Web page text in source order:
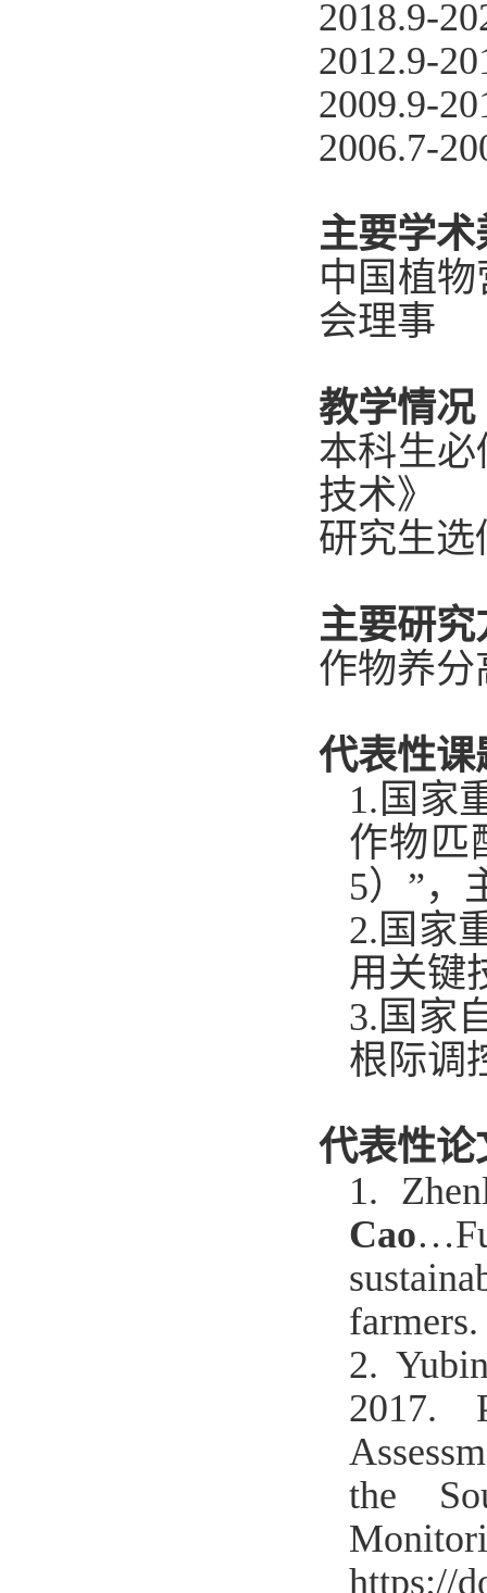
2018.9-
2012.9-
2009.9-
2006.7-
主要学术
中国植
会理事
教学情况
本科生
技术》
研究生
主要研究
作物养
代表性课
1. 国家
作物匹
5）”，
2.国家
用关键
3.国家
根际调
代表性论
1.
Cao…
farmers
2.
2017.
the
https://